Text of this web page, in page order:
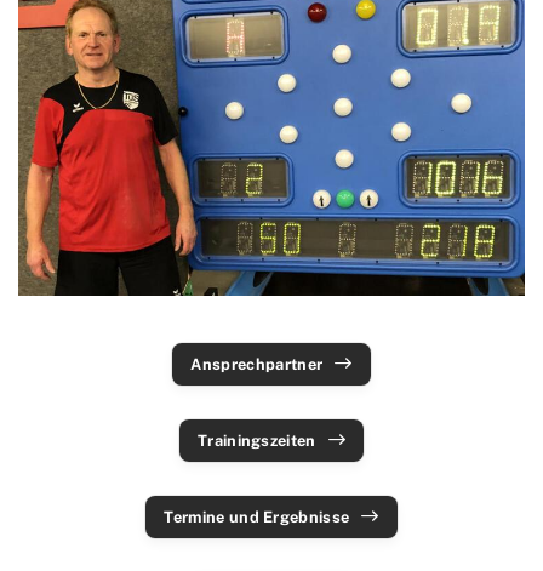
Ansprechpartner
Trainingszeiten
Termine und Ergebnisse
Handball
Leichtathletik
Radsport
Seniorensport
Ski & Wandern
Schwimmen
Sportkegeln
Trainingszeiten
Termine und Ergebnisse